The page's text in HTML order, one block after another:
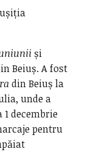
și
Beiuș. A fost
din Beiuș la
unde a
decembrie
pentru